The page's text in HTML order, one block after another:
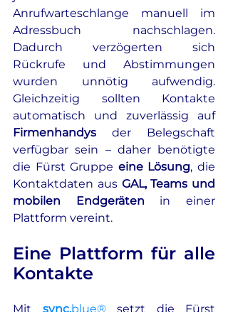
Anrufwarteschlange manuell im
Adressbuch nachschlagen.
Dadurch verzögerten sich
Rückrufe und Abstimmungen
wurden unnötig aufwendig.
Gleichzeitig sollten Kontakte
automatisch und zuverlässig auf
Firmenhandys der Belegschaft
verfügbar sein – daher benötigte
die Fürst Gruppe eine Lösung, die
Kontaktdaten aus GAL, Teams und
mobilen Endgeräten in einer
Plattform vereint.
Eine Plattform für alle
Kontakte
Mit sync.blue® setzt die Fürst